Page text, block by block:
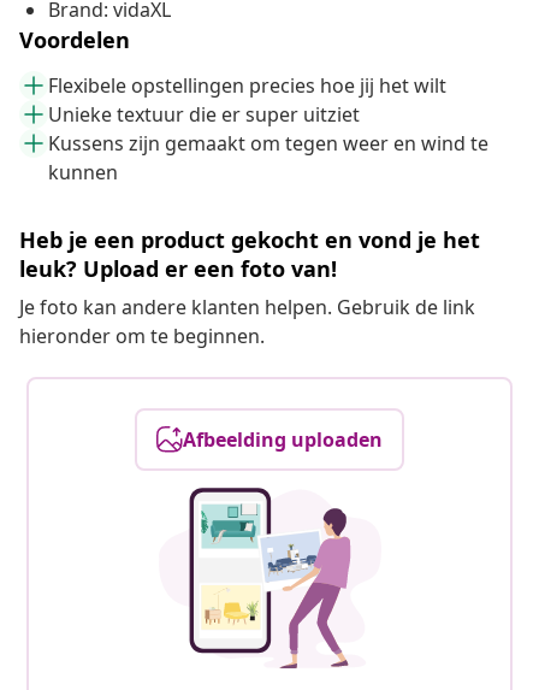
Brand: vidaXL
Voordelen
Flexibele opstellingen precies hoe jij het wilt
Unieke textuur die er super uitziet
Kussens zijn gemaakt om tegen weer en wind te
kunnen
Heb je een product gekocht en vond je het
leuk? Upload er een foto van!
Je foto kan andere klanten helpen. Gebruik de link
hieronder om te beginnen.
Afbeelding uploaden